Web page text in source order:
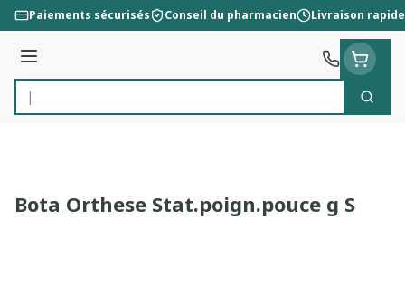
Aller au contenu
Paiements sécurisés Conseil du pharmacien Livraison rapide
Menu
Rechercher
Bota Orthese Stat.poign.pouce g S